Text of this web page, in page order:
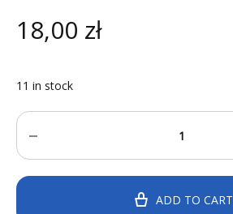
18,00 zł
11 in stock
Quantity
ADD TO CART